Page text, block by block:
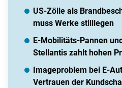
US-Zölle als
muss Werke stilllegen
E-Mobilitäts-Pannen
Stellantis zahlt hohen
Imageproblem bei E-
Vertrauen der